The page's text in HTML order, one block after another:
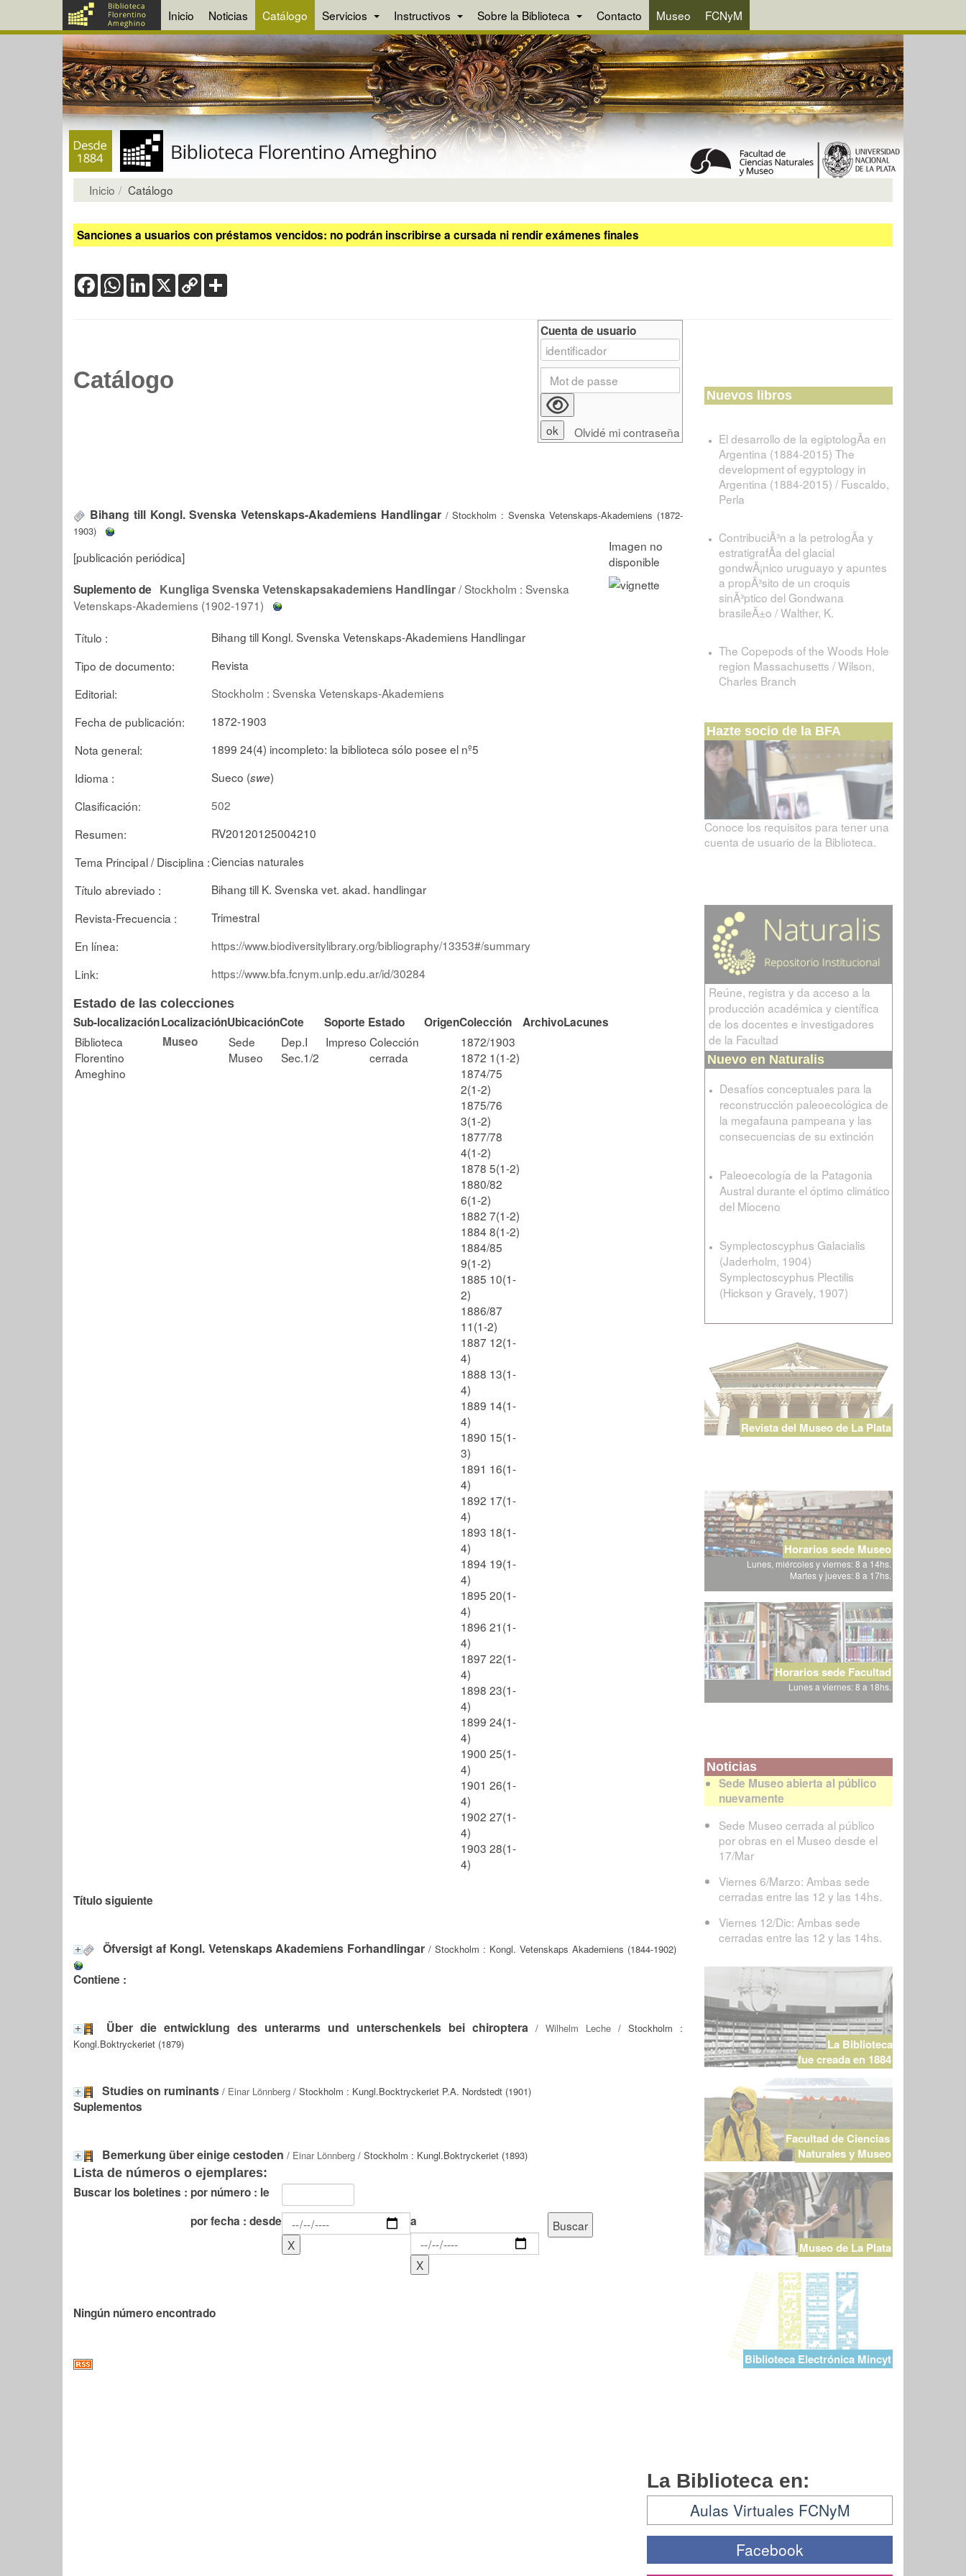
Inicio Noticias Catálogo Servicios Instructivos Sobre la Biblioteca Contacto Museo FCNyM
Inicio Catálogo
Sanciones a usuarios con préstamos vencidos: no podrán inscribirse a cursada ni rendir exámenes finales
FacebookWhatsApp
LinkedIn
X Copy
Link
Catálogo
Bihang till Kongl. Svenska Vetenskaps-Akademiens Handlingar/ Stockholm : Svenska Vetenskaps-Akademiens (1872-
1903)
[publicación periódica]
Suplemento de Kungliga Svenska Vetenskapsakademiens Handlingar/ Stockholm : Svenska
Vetenskaps-Akademiens (1902-1971)
Título :
Bihang till Kongl. Svenska Vetenskaps-Akademiens Handlingar
Tipo de documento:
Revista
Editorial:
Stockholm : Svenska Vetenskaps-Akademiens
Fecha de publicación:
1872-1903
Nota general:
1899 24(4) incompleto: la biblioteca sólo posee el nº5
Idioma :
Sueco (swe)
Clasificación:
502
Resumen:
RV20120125004210
Tema Principal / Disciplina :Ciencias naturales
Título abreviado :
Bihang till K. Svenska vet. akad. handlingar
Revista-Frecuencia :
Trimestral
En línea:
https://www.biodiversitylibrary.org/bibliography/13353#/summary
Link:
https://www.bfa.fcnym.unlp.edu.ar/id/30284
Estado de las colecciones
Sub-localizaciónLocalizaciónUbicaciónCote Soporte Estado OrigenColección ArchivoLacunes
Biblioteca
Florentino
Ameghino
Museo
Sede
Museo
Dep.I
Sec.1/2
Impreso Colección
cerrada
1872/1903
1872 1(1-2)
1874/75
2(1-2)
1875/76
3(1-2)
1877/78
4(1-2)
1878 5(1-2)
1880/82
6(1-2)
1882 7(1-2)
1884 8(1-2)
1884/85
9(1-2)
1885 10(1-
2)
1886/87
11(1-2)
1887 12(1-
4)
1888 13(1-
4)
1889 14(1-
4)
1890 15(1-
3)
1891 16(1-
4)
1892 17(1-
4)
1893 18(1-
4)
1894 19(1-
4)
1895 20(1-
4)
1896 21(1-
4)
1897 22(1-
4)
1898 23(1-
4)
1899 24(1-
4)
1900 25(1-
4)
1901 26(1-
4)
1902 27(1-
4)
1903 28(1-
4)
Título siguiente
Öfversigt af Kongl. Vetenskaps Akademiens Forhandlingar / Stockholm : Kongl. Vetenskaps Akademiens (1844-1902)
Contiene :
Über die entwicklung des unterarms und unterschenkels bei chiroptera/ Wilhelm Leche/ Stockholm :
Kongl.Boktryckeriet (1879)
Studies on ruminants / Einar Lönnberg / Stockholm : Kungl.Bocktryckeriet P.A. Nordstedt (1901)
Suplementos
Bemerkung über einige cestoden / Einar Lönnberg / Stockholm : Kungl.Boktryckeriet (1893)
Lista de números o ejemplares:
Buscar los boletines : por número : le
por fecha : desde
a
Ningún número encontrado
Cuenta de usuario
Olvidé mi contraseña
Nuevos libros
El desarrollo de la egiptologÃ­a en
Argentina (1884-2015) The
development of egyptology in
Argentina (1884-2015) / Fuscaldo,
Perla
ContribuciÃ³n a la petrologÃ­a y
estratigrafÃ­a del glacial
gondwÃ¡nico uruguayo y apuntes
a propÃ³sito de un croquis
sinÃ³ptico del Gondwana
brasileÃ±o / Walther, K.
The Copepods of the Woods Hole
region Massachusetts / Wilson,
Charles Branch
Hazte socio de la BFA
Conoce los requisitos para tener una
cuenta de usuario de la Biblioteca.
Reúne, registra y da acceso a la
producción académica y científica
de los docentes e investigadores
de la Facultad
Nuevo en Naturalis
Desafíos conceptuales para la
reconstrucción paleoecológica de
la megafauna pampeana y las
consecuencias de su extinción
Paleoecología de la Patagonia
Austral durante el óptimo climático
del Mioceno
Symplectoscyphus Galacialis
(Jaderholm, 1904)
Symplectoscyphus Plectilis
(Hickson y Gravely, 1907)
Revista del Museo de La Plata
Horarios sede Museo
Lunes, miércoles y viernes: 8 a 14hs.
Martes y jueves: 8 a 17hs.
Horarios sede Facultad
Lunes a viernes: 8 a 18hs.
Noticias
Sede Museo abierta al público
nuevamente
Sede Museo cerrada al público
por obras en el Museo desde el
17/Mar
Viernes 6/Marzo: Ambas sede
cerradas entre las 12 y las 14hs.
Viernes 12/Dic: Ambas sede
cerradas entre las 12 y las 14hs.
La Biblioteca
fue creada en 1884
Facultad de Ciencias
Naturales y Museo
Museo de La Plata
Biblioteca Electrónica Mincyt
La Biblioteca en:
Aulas Virtuales FCNyM
Facebook